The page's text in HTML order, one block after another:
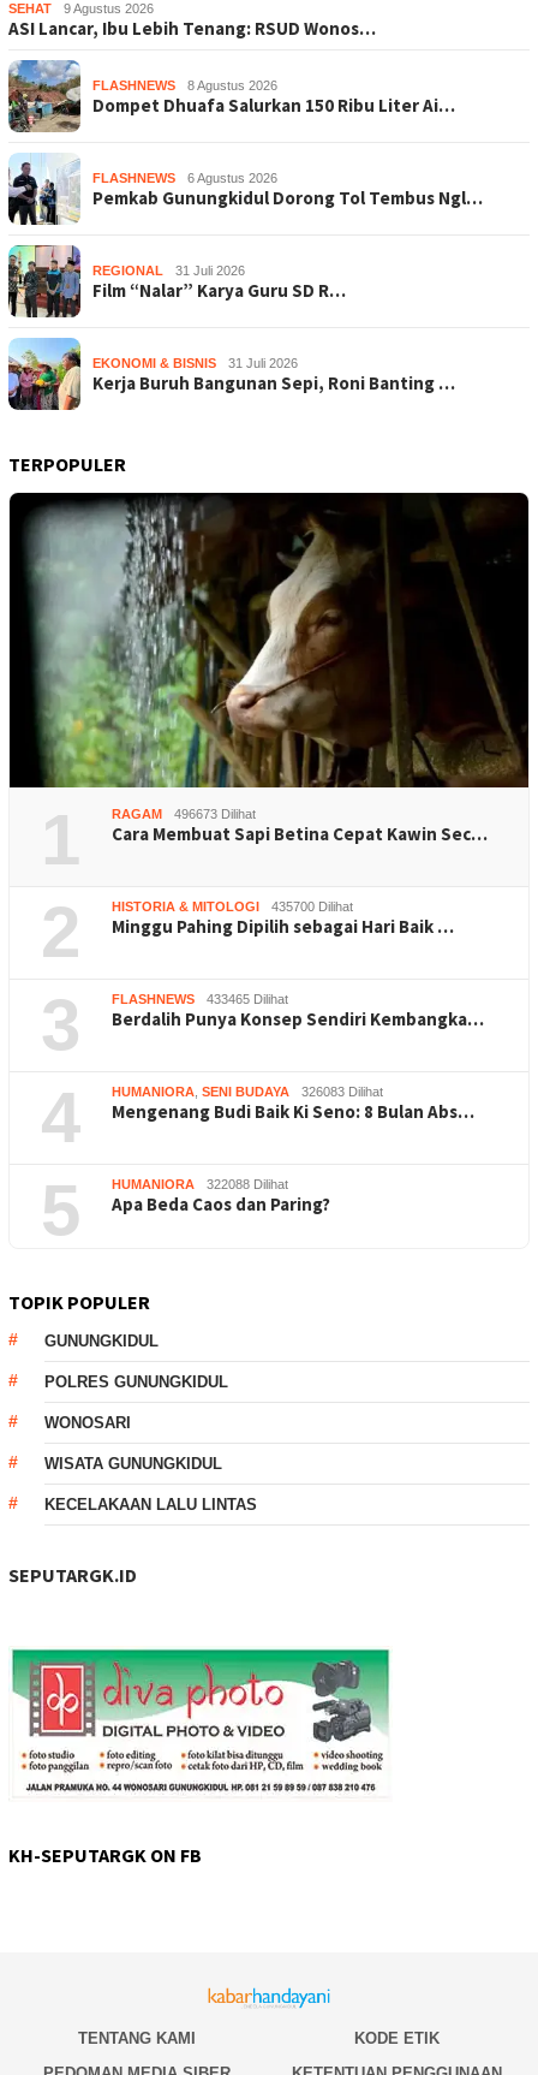
SEHAT 9 Agustus 2026
ASI Lancar, Ibu Lebih Tenang: RSUD Wonos…
FLASHNEWS 8 Agustus 2026
Dompet Dhuafa Salurkan 150 Ribu Liter Ai…
FLASHNEWS 6 Agustus 2026
Pemkab Gunungkidul Dorong Tol Tembus Ngl…
REGIONAL 31 Juli 2026
Film “Nalar” Karya Guru SD R…
EKONOMI & BISNIS 31 Juli 2026
Kerja Buruh Bangunan Sepi, Roni Banting …
TERPOPULER
1 RAGAM 496673 Dilihat
Cara Membuat Sapi Betina Cepat Kawin Sec…
2 HISTORIA & MITOLOGI 435700 Dilihat
Minggu Pahing Dipilih sebagai Hari Baik …
3 FLASHNEWS 433465 Dilihat
Berdalih Punya Konsep Sendiri Kembangka…
4 HUMANIORA SENI BUDAYA 326083 Dilihat
Mengenang Budi Baik Ki Seno: 8 Bulan Abs…
5 HUMANIORA 322088 Dilihat
Apa Beda Caos dan Paring?
TOPIK POPULER
GUNUNGKIDUL
POLRES GUNUNGKIDUL
WONOSARI
WISATA GUNUNGKIDUL
KECELAKAAN LALU LINTAS
SEPUTARGK.ID
KH-SEPUTARGK ON FB
TENTANG KAMI
KODE ETIK